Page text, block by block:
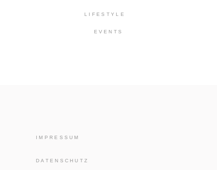
LIFESTYLE
EVENTS
IMPRESSUM
DATENSCHUTZ